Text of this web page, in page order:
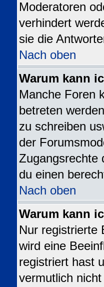
Moderatoren
verhindert
sie die
Nach oben
Warum kann
Manche Foren
betreten
zu schreiben
der
Zugangsrechte
du einen
Nach oben
Warum kann
Nur registrierte
wird eine
registriert hast
vermutlich